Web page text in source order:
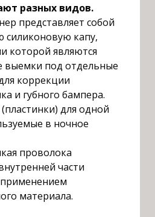
разных видов.
представляет собой
силиконовую капу,
которой являются
под отдельные
коррекции
и губного бампера.
для одной
в ночное
проволока
части
применением
материала.